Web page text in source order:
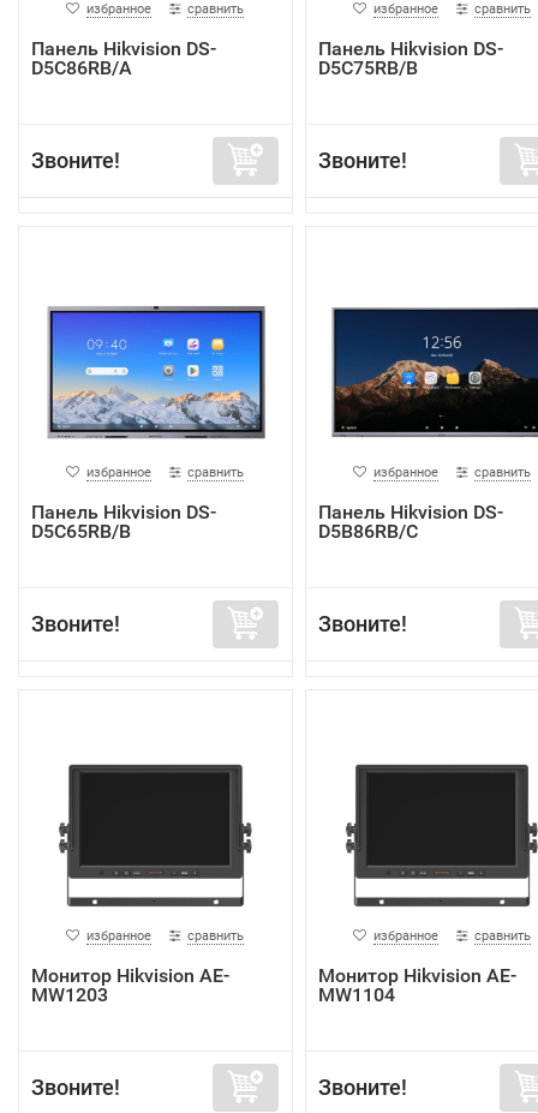
избранное сравнить
Панель Hikvision DS-
D5C86RB/A
Звоните!
избранное сравнить
Панель Hikvision DS-
D5C75RB/B
Звоните!
избранное сравнить
Панель Hikvision DS-
D5C65RB/B
Звоните!
избранное сравнить
Панель Hikvision DS-
D5B86RB/C
Звоните!
избранное сравнить
Монитор Hikvision AE-
MW1203
Звоните!
избранное сравнить
Монитор Hikvision AE-
MW1104
Звоните!